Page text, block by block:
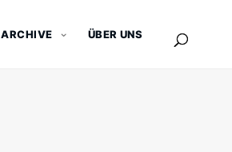
ARCHIVE ÜBER UNS